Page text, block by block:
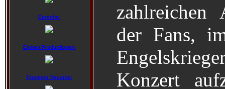
Earache:
Einheit Produktionen:
Frontiers Records:
zahlreichen
der Fans,
Konzert